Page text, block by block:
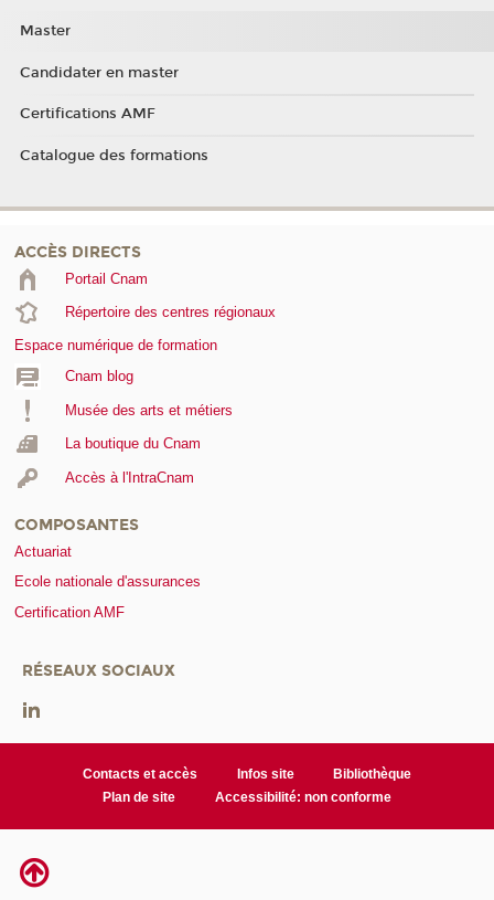
Master
Candidater en master
Certifications AMF
Catalogue des formations
ACCÈS DIRECTS
Portail Cnam
Répertoire des centres régionaux
Espace numérique de formation
Cnam blog
Musée des arts et métiers
La boutique du Cnam
Accès à l'IntraCnam
COMPOSANTES
Actuariat
Ecole nationale d'assurances
Certification AMF
RÉSEAUX SOCIAUX
Contacts et accès Infos site
Bibliothèque
Plan de site
Accessibilité: non conforme